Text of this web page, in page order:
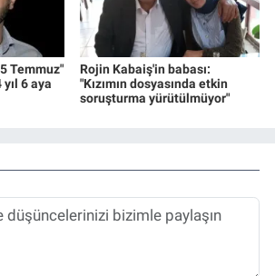
Temmuz"
6 aya
Rojin Kabaiş'in babası:
"Kızımın dosyasında etkin
soruşturma yürütülmüyor"